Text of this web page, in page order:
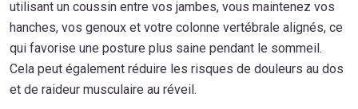
utilisant un coussin entre vos jambes, vous maintenez vos
hanches, vos genoux et votre colonne vertébrale alignés, ce
qui favorise une posture plus saine pendant le sommeil.
Cela peut également réduire les risques de douleurs au dos
et de raideur musculaire au réveil.